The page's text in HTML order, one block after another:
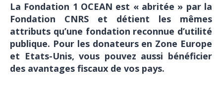
La Fondation 1 OCEAN est « abritée » par la
Fondation CNRS et détient les mêmes
attributs qu’une fondation reconnue d’utilité
publique. Pour les donateurs en Zone Europe
et Etats-Unis, vous pouvez aussi bénéficier
des avantages fiscaux de vos pays.